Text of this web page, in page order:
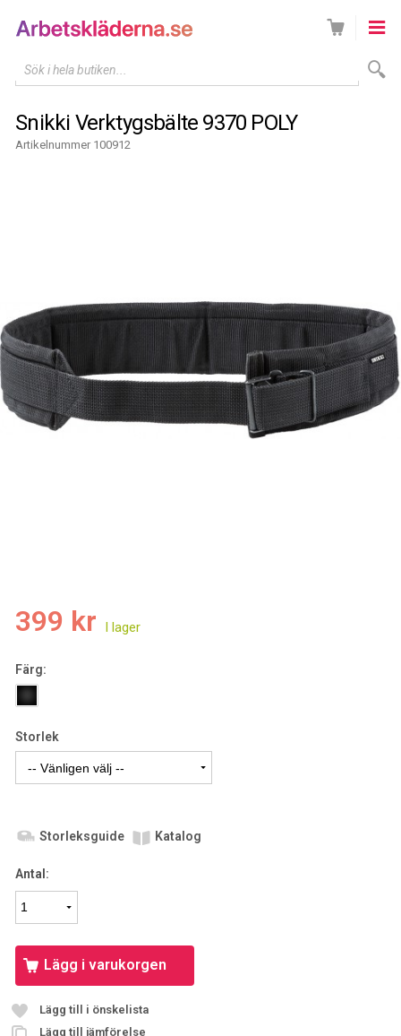
Sök i hela butiken...
Snikki Verktygsbälte 9370 POLY
Artikelnummer 100912
399 kr
Färg:
Storlek
Storleksguide Katalog
Antal:
Lägg i varukorgen
Lägg till i önskelista
Lägg till jämförelse